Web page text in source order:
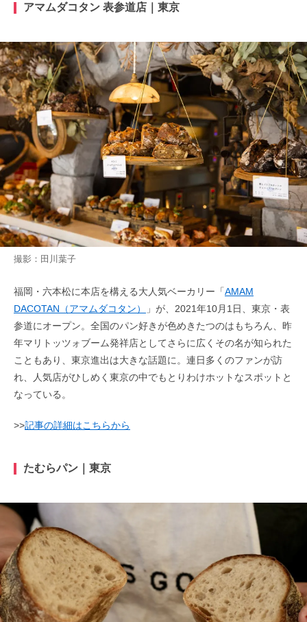
アマムダコタン 表参道店｜東京
撮影：田川葉子
福岡・六本松に本店を構える大人気ベーカリー「AMAM
DACOTAN（アマムダコタン）
」が、2021年10月1日、東京・表
参道にオープン。全国のパン好きが色めきたつのはもちろん、昨
年マリトッツォブーム発祥店としてさらに広くその名が知られた
こともあり、東京進出は大きな話題に。連日多くのファンが訪
れ、人気店がひしめく東京の中でもとりわけホットなスポットと
なっている。
>>記事の詳細はこちらから
たむらパン｜東京